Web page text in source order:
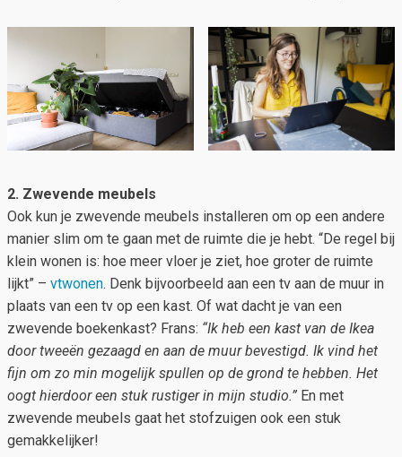
2. Zwevende meubels
Ook kun je zwevende meubels installeren om op een andere
manier slim om te gaan met de ruimte die je hebt. “De regel bij
klein wonen is: hoe meer vloer je ziet, hoe groter de ruimte
lijkt” – vtwonen. Denk bijvoorbeeld aan een tv aan de muur in
plaats van een tv op een kast. Of wat dacht je van een
zwevende boekenkast? Frans: “Ik heb een kast van de Ikea
door tweeën gezaagd en aan de muur bevestigd. Ik vind het
fijn om zo min mogelijk spullen op de grond te hebben. Het
oogt hierdoor een stuk rustiger in mijn studio.” En met
zwevende meubels gaat het stofzuigen ook een stuk
gemakkelijker!